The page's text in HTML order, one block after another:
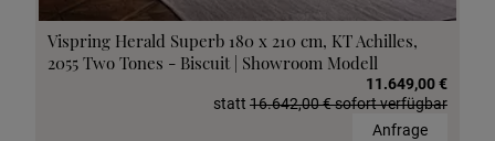
Vispring Herald Superb 180 x 210 cm, KT Achilles,
2055 Two Tones - Biscuit | Showroom Modell
11.649,00 €
statt 16.642,00 € sofort verfügbar
Anfrage